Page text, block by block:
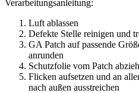
Verarbeitungsanleitung:
Luft ablassen
Defekte Stelle reinigen und
GA Patch auf passende
anrunden
Schutzfolie vom Patch
Flicken aufsetzen und an
nach außen ausstreichen